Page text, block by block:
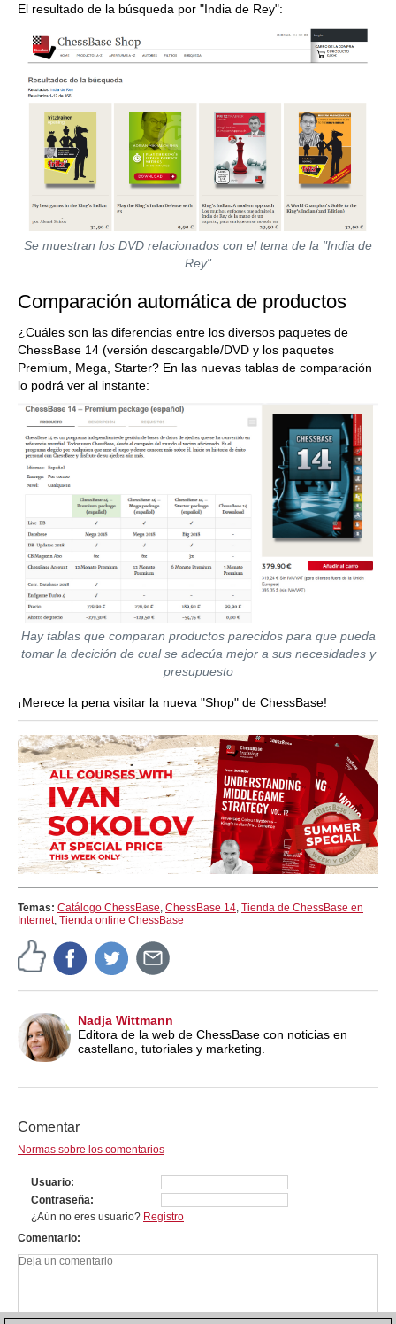
El resultado de la búsqueda por "India de Rey":
Se muestran los DVD relacionados con el tema de la "India de
Rey"
Comparación automática de productos
¿Cuáles son las diferencias entre los diversos paquetes de
ChessBase 14 (versión descargable/DVD y los paquetes
Premium, Mega, Starter? En las nuevas tablas de comparación
lo podrá ver al instante:
Hay tablas que comparan productos parecidos para que pueda
tomar la decición de cual se adecúa mejor a sus necesidades y
presupuesto
¡Merece la pena visitar la nueva "Shop" de ChessBase!
Temas: Catálogo ChessBase, ChessBase 14, Tienda de ChessBase en
Internet, Tienda online ChessBase
Nadja Wittmann
Editora de la web de ChessBase con noticias en
castellano, tutoriales y marketing.
Comentar
Normas sobre los comentarios
Usuario
Contraseña
¿Aún no eres usuario? Registro
Comentario